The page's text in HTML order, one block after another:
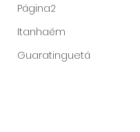
Página2
Itanhaém
Guaratinguetá